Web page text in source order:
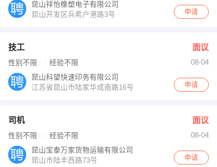
昆山祥怡橡塑电子有限公司
昆山开发区兵希户港路3号
申请
技工 面议
性别不限 经验不限
08-04
昆山科望快速印务有限公司
江苏省昆山市陆家华成南路16号
申请
司机 面议
性别不限 经验不限
08-04
昆山宝泰万家货物运输有限公司
昆山市陆丰西路73号
申请